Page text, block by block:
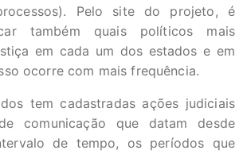
Pelo site do projeto, é
também quais políticos mais
em cada um dos estados e em
ocorre com mais frequência.
tem cadastradas ações judiciais
comunicação que datam desde
de tempo, os períodos que